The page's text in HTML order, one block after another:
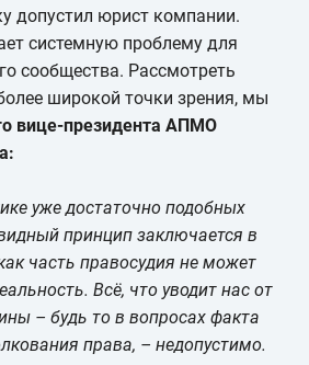
допустил юрист компании.
системную проблему для
сообщества. Рассмотреть
широкой точки зрения, мы
вице-президента АПМО
уже достаточно подобных
принцип заключается в
часть правосудия не может
Всё, что уводит нас от
– будь то в вопросах факта
права, – недопустимо.